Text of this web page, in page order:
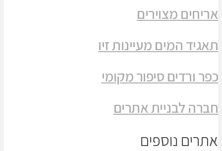
אריחים מצוירים
תאגיד המים מעיינות זיו
כפר ורדים סיפור מקומי
חברה לבניית אתרים
אתרים נוספים